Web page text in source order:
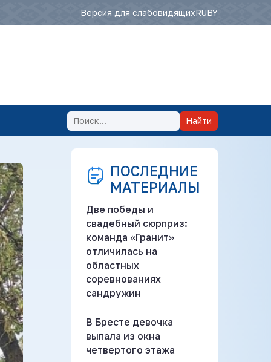
Версия для слабовидящихRUBY
Найти
ПОСЛЕДНИЕ
МАТЕРИАЛЫ
Две победы и
свадебный сюрприз:
команда «Гранит»
отличилась на
областных
соревнованиях
сандружин
В Бресте девочка
выпала из окна
четвертого этажа